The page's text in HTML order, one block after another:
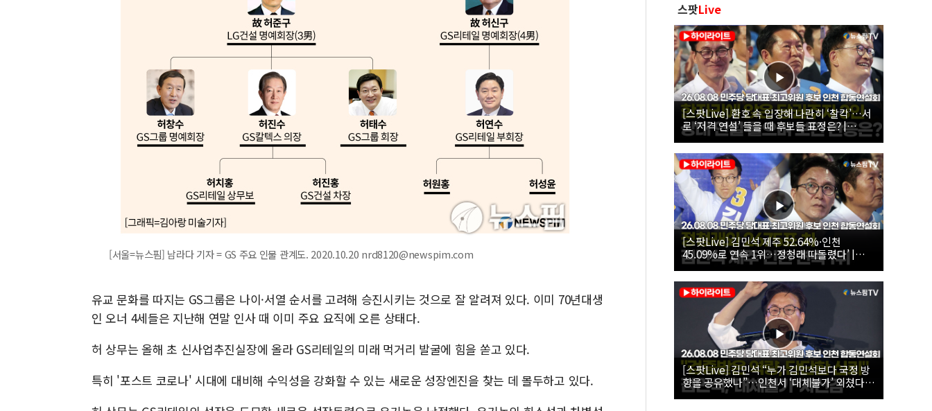
[서울=뉴스핌] 남라다 기자 = GS 주요 인물 관계도. 2020.10.20 nrd8120@newspim.com
유교 문화를 따지는 GS그룹은 나이·서열 순서를 고려해 승진시키는 것으로 잘 알려져 있다. 이미 70년대생
인 오너 4세들은 지난해 연말 인사 때 이미 주요 요직에 오른 상태다.
허 상무는 올해 초 신사업추진실장에 올라 GS리테일의 미래 먹거리 발굴에 힘을 쏟고 있다.
특히 '포스트 코로나' 시대에 대비해 수익성을 강화할 수 있는 새로운 성장엔진을 찾는 데 몰두하고 있다.
스팟Live
[스팟Live] 환호 속 입장해 나란히 ‘찰칵’…서
로 ‘저격 연설’ 들을 때 후보들 표정은? |
26.08.08 더불어민주당 당대표·최고위원 후
보 인천 합동연설회
[스팟Live] 김민석 제주 52.64%·인천
45.09%로 연속 1위…정청래 따돌렸다’ |
26.08.08 더불어민주당 당대표·최고위원 후
보 인천 합동연설회
[스팟Live] 김민석 “누가 김민석보다 국정 방
향을 공유했나”…인천서 ‘대체불가’ 외쳤다 |
26.08.08 더불어민주당 당대표·최고위원 후